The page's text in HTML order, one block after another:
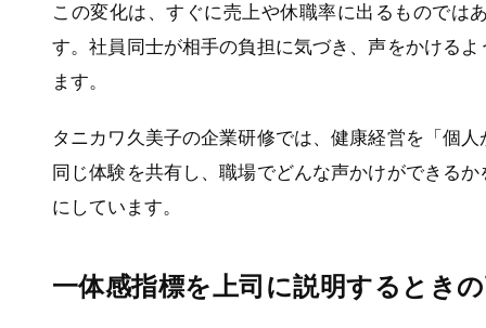
この変化は、すぐに売上や休職率に出るものでは
す。社員同士が相手の負担に気づき、声をかける
ます。
タニカワ久美子の企業研修では、健康経営を「個
同じ体験を共有し、職場でどんな声かけができる
にしています。
一体感指標を上司に説明するとき